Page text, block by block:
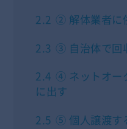
2.2 ② 解体業者に
2.3 ③ 自治体で回
2.4 ④ ネットオー
に出す
2.5 ⑤ 個人譲渡す